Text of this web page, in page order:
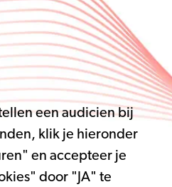
een audicien bij
klik je hieronder
en accepteer je
door "JA" te